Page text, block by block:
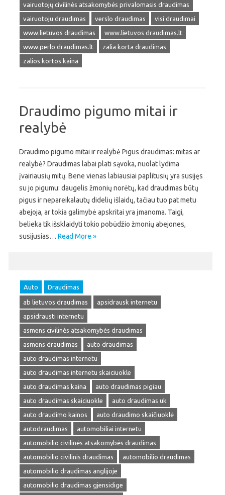
vairuotojų civilinės atsakomybės privalomasis draudimas
vairuotoju draudimas
verslo draudimas
visi draudimai
www.lietuvos draudimas
www.lietuvos draudimas.lt
www.perlo draudimas.lt
zalia korta draudimas
zalios kortos kaina
Draudimo pigumo mitai ir
realybė
Draudimo pigumo mitai ir realybė Pigus draudimas: mitas ar
realybė? Draudimas labai plati sąvoka, nuolat lydima
įvairiausių mitų. Bene vienas labiausiai paplitusių yra susijęs
su jo pigumu: daugelis žmonių norėtų, kad draudimas būtų
pigus ir nepareikalautų didelių išlaidų, tačiau tuo pat metu
abejoja, ar tokia galimybė apskritai yra įmanoma. Taigi,
belieka tik išsklaidyti tokio pobūdžio žmonių abejones,
susijusias… Read More »
Auto Draudimas
ab lietuvos draudimas
apsidrausk internetu
apsidrausti internetu
asmens civilinės atsakomybės draudimas
asmens draudimas
auto draudimas
auto draudimas internetu
auto draudimas internetu skaiciuokle
auto draudimas kaina
auto draudimas pigiau
auto draudimas skaiciuokle
auto draudimas uk
auto draudimo kainos
auto draudimo skaičiuoklė
autodraudimas
automobiliai internetu
automobilio civilinės atsakomybės draudimas
automobilio civilinis draudimas
automobilio draudimas
automobilio draudimas anglijoje
automobilio draudimas gjensidige